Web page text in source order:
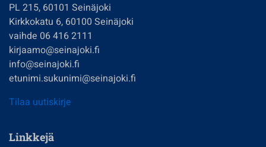
PL 215, 60101 Seinäjoki
Kirkkokatu 6, 60100 Seinäjoki
vaihde 06 416 2111
kirjaamo@seinajoki.fi
info@seinajoki.fi
etunimi.sukunimi@seinajoki.fi
Tilaa uutiskirje
Linkkejä